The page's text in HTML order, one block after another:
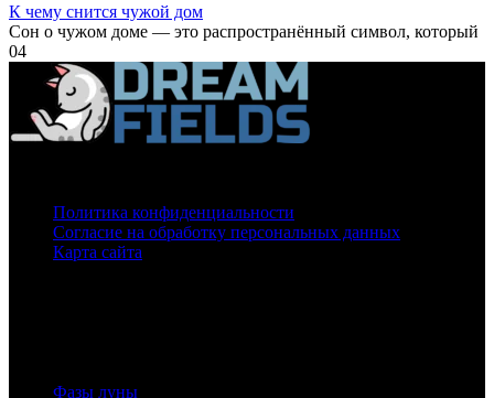
К чему снится чужой дом
Сон о чужом доме — это распространённый символ, который
04
Политика конфиденциальности
Согласие на обработку персональных данных
Карта сайта
Фазы луны